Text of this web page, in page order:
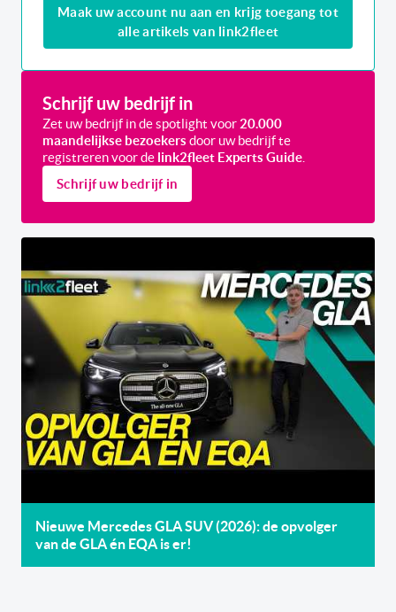
Maak uw account nu aan en krijg toegang tot
alle artikels van link2fleet
Schrijf uw bedrijf in
Zet uw bedrijf in de spotlight voor20.000
maandelijkse bezoekers door uw bedrijf te
registreren voor de link2fleet Experts Guide.
Schrijf uw bedrijf in
Nieuwe Mercedes GLA SUV (2026): de opvolger
van de GLA én EQA is er!